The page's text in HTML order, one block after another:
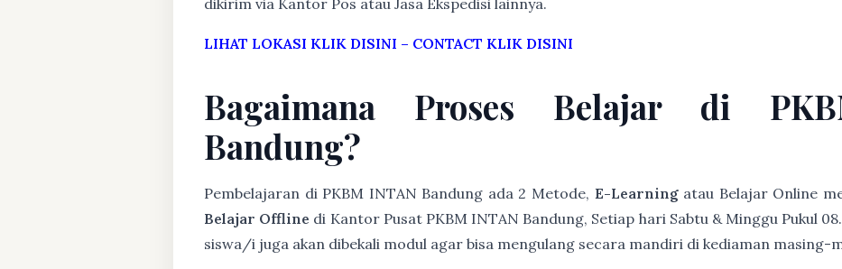
LIHAT LOKASI KLIK DISINI – CONTACT KLIK DISINI
Bagaimana Proses Belajar di
Bandung?
Pembelajaran di PKBM INTAN Bandung ada 2 Metode, E-Learningatau Belajar Online
Belajar Offline di Kantor Pusat PKBM INTAN Bandung, Setiap hari Sabtu & Minggu Pukul
siswa/i juga akan dibekali modul agar bisa mengulang secara mandiri di kediaman masing-